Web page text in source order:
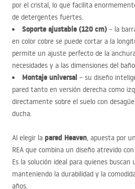
por el cristal, lo que facilita
de detergentes fuertes.
Soporte ajustable (120 cm) – la
en color cobre se puede cortar a la
permite un ajuste perfecto de la
necesidades y a las dimensiones del
Montaje universal – su diseño
pared tanto en versión derecha como
directamente sobre el suelo con
ducha.
Al elegir la pared Heaven, apuesta por
REA que combina un diseño atrevido
Es la solución ideal para quienes buscan
manteniendo la durabilidad y la
años.